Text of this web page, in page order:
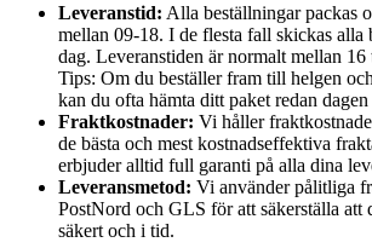
Leveranstid: Alla beställningar packas
mellan 09-18. I de flesta fall skickas alla
dag. Leveranstiden är normalt mellan
Tips: Om du beställer fram till helgen
kan du ofta hämta ditt paket redan
Fraktkostnader: Vi håller
de bästa och mest kostnadseffektiva
erbjuder alltid full garanti på alla dina
Leveransmetod: Vi använder pålitliga
PostNord och GLS för att säkerställa att
säkert och i tid.